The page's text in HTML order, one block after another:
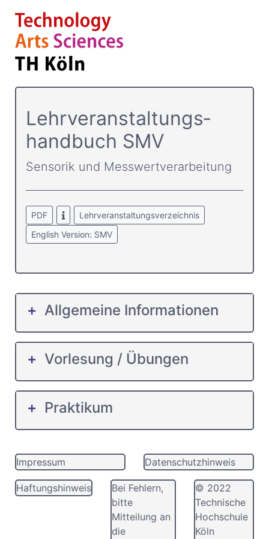
Lehrver­anstaltungs­
handbuch SMV
Sensorik und Messwertverarbeitung
PDF
Lehrveranstaltungsverzeichnis
English Version: SMV
Allgemeine Informationen
Vorlesung / Übungen
Praktikum
Impressum Datenschutzhinweis
Haftungshinweis
Bei Fehlern,
bitte
Mitteilung an
die
© 2022
Technische
Hochschule
Köln